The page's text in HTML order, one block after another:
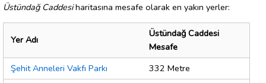
Üstündağ Caddesiharitasına mesafe olarak en yakın yerler:
Yer Adı
Üstündağ Caddesi
Mesafe
Şehit Anneleri Vakfı Parkı
332 Metre